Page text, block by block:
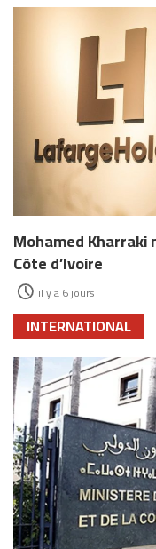
Mohamed Kharraki
Côte d’Ivoire
il y a 6 jours
INTERNATIONAL